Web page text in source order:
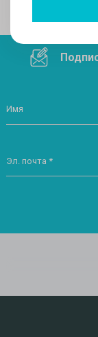
Имя
Эл. почта *